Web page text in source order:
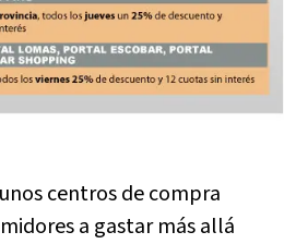
centros de compra
a gastar más allá